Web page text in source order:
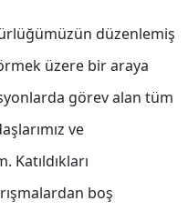
düzenlemiş
üzere bir araya
görev alan tüm
ve
boş